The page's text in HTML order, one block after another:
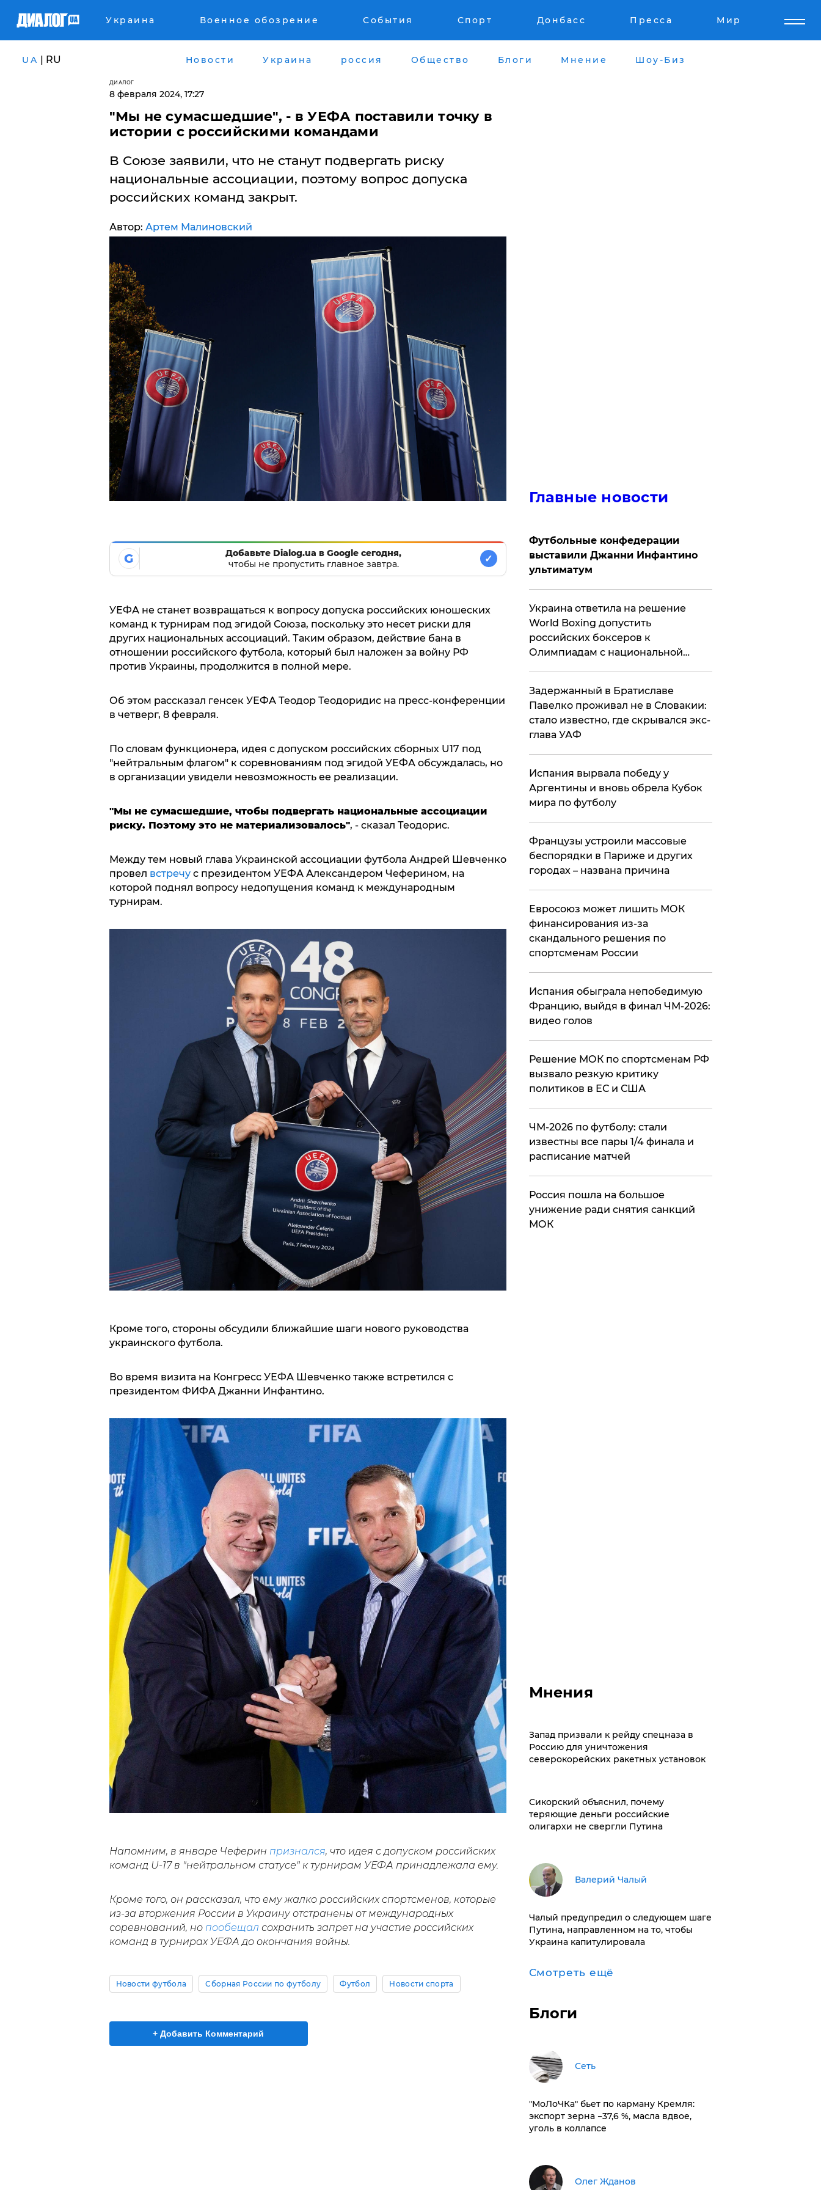
Украина Военное обозрение События Спорт Донбасс Пресса Мир
UA | RU Новости Украина россия Общество Блоги Мнение Шоу-Биз
ДИАЛОГ
8 февраля 2024, 17:27
"Мы не сумасшедшие", - в УЕФА поставили точку в
истории с российскими командами
В Союзе заявили, что не станут подвергать риску
национальные ассоциации, поэтому вопрос допуска
российских команд закрыт.
Автор: Артем Малиновский
G
Добавьте Dialog.ua в Google сегодня,
чтобы не пропустить главное завтра.
✓
УЕФА не станет возвращаться к вопросу допуска российских юношеских
команд к турнирам под эгидой Союза, поскольку это несет риски для
других национальных ассоциаций. Таким образом, действие бана в
отношении российского футбола, который был наложен за войну РФ
против Украины, продолжится в полной мере.
Об этом рассказал генсек УЕФА Теодор Теодоридис на пресс-конференции
в четверг, 8 февраля.
По словам функционера, идея с допуском российских сборных U17 под
"нейтральным флагом" к соревнованиям под эгидой УЕФА обсуждалась, но
в организации увидели невозможность ее реализации.
"Мы не сумасшедшие, чтобы подвергать национальные ассоциации
риску. Поэтому это не материализовалось", - сказал Теодорис.
Между тем новый глава Украинской ассоциации футбола Андрей Шевченко
провел встречус президентом УЕФА Александером Чеферином, на
которой поднял вопросу недопущения команд к международным
турнирам.
Кроме того, стороны обсудили ближайшие шаги нового руководства
украинского футбола.
Во время визита на Конгресс УЕФА Шевченко также встретился с
президентом ФИФА Джанни Инфантино.
Напомним, в январе Чеферин признался, что идея с допуском российских
команд U-17 в "нейтральном статусе" к турнирам УЕФА принадлежала ему.
Кроме того, он рассказал, что ему жалко российских спортсменов, которые
из-за вторжения России в Украину отстранены от международных
соревнований, но пообещал сохранить запрет на участие российских
команд в турнирах УЕФА до окончания войны.
Новости футбола Сборная России по футболу Футбол Новости спорта
+ Добавить Комментарий
Главные новости
Футбольные конфедерации
выставили Джанни Инфантино
ультиматум
Украина ответила на решение
World Boxing допустить
российских боксеров к
Олимпиадам с национальной
Задержанный в Братиславе
Павелко проживал не в Словакии:
стало известно, где скрывался экс-
глава УАФ
Испания вырвала победу у
Аргентины и вновь обрела Кубок
мира по футболу
Французы устроили массовые
беспорядки в Париже и других
городах – названа причина
Евросоюз может лишить МОК
финансирования из-за
скандального решения по
спортсменам России
Испания обыграла непобедимую
Францию, выйдя в финал ЧМ-2026:
видео голов
Решение МОК по спортсменам РФ
вызвало резкую критику
политиков в ЕС и США
ЧМ-2026 по футболу: стали
известны все пары 1/4 финала и
расписание матчей
Россия пошла на большое
унижение ради снятия санкций
МОК
Мнения
Запад призвали к рейду спецназа в
Россию для уничтожения
северокорейских ракетных установок
Сикорский объяснил, почему
теряющие деньги российские
олигархи не свергли Путина
Валерий Чалый
Чалый предупредил о следующем шаге
Путина, направленном на то, чтобы
Украина капитулировала
Смотреть ещё
Блоги
Сеть
​"МоЛоЧКа" бьет по карману Кремля:
экспорт зерна −37,6 %, масла вдвое,
уголь в коллапсе
Олег Жданов